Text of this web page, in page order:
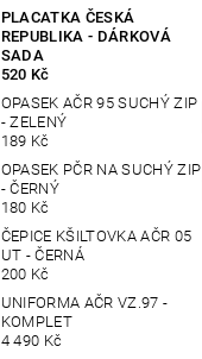
PLACATKA ČESKÁ
REPUBLIKA - DÁRKOVÁ
SADA
520 Kč
OPASEK AČR 95 SUCHÝ ZIP
- ZELENÝ
189 Kč
OPASEK PČR NA SUCHÝ ZIP
- ČERNÝ
180 Kč
ČEPICE KŠILTOVKA AČR 05
UT - ČERNÁ
200 Kč
UNIFORMA AČR VZ.97 -
KOMPLET
4 490 Kč